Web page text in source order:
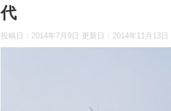
代
投稿日：2014年7月9日 更新日： 2014年11月13日